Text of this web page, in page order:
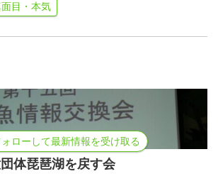
同組合連合青年会
てみよう！：１４：００～１５：００
締め切ります
ん自身の手で釣った外来魚を解剖し
べているかなどを観察してもらってい
ちに大好評のイベントです。
る場合は保護者同伴でお願いいたしま
目・本気
ローして最新情報を受け取る
体琵琶湖を戻す会